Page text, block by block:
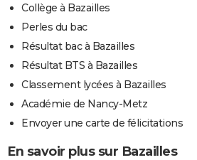
Collège à Bazailles
Perles du bac
Résultat bac à Bazailles
Résultat BTS à Bazailles
Classement lycées à Bazailles
Académie de Nancy-Metz
Envoyer une carte de félicitations
En savoir plus sur Bazailles